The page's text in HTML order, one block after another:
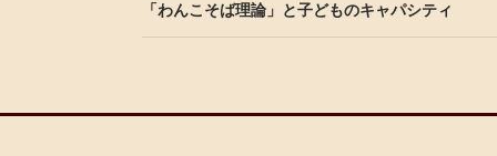
「わんこそば理論」と子どものキャパシティ